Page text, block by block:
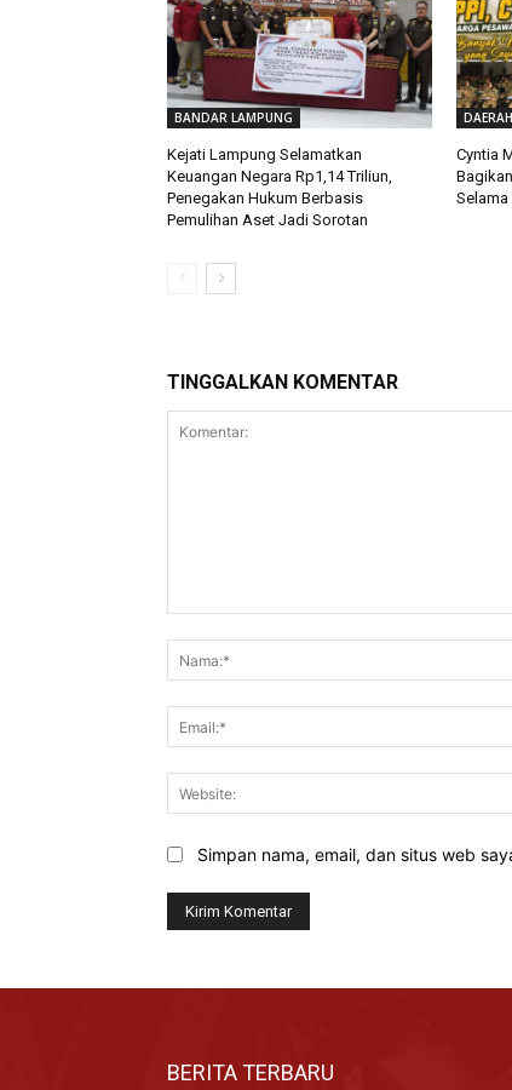
BANDAR LAMPUNG
Kejati Lampung Selamatkan
Keuangan Negara Rp1,14 Triliun,
Penegakan Hukum Berbasis
Pemulihan Aset Jadi Sorotan
DAERAH
Cyntia
Selama
TINGGALKAN KOMENTAR
Simpan nama, email, dan situs web
BERITA TERBARU